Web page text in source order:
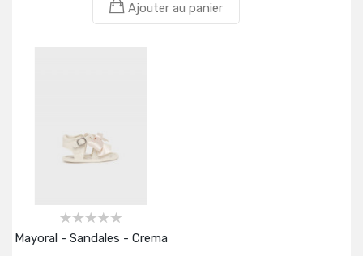
Ajouter au panier
Mayoral - Sandales - Crema